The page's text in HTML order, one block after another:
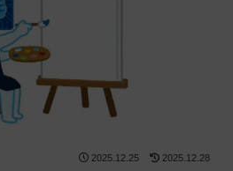
2025.12.25 2025.12.28